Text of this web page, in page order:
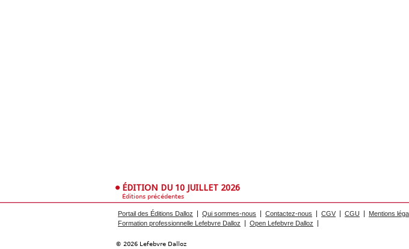
ÉDITION DU 10 JUILLET 2026
Éditions précédentes
Portail des Éditions Dalloz Qui sommes-nous Contactez-nous CGV CGU Mentions
Formation professionnelle Lefebvre Dalloz
Open Lefebvre Dalloz
© 2026 Lefebvre Dalloz